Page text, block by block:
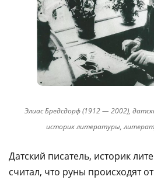
Элиас Бредсдорф (1912 — 2002),
историк литературы,
Датский писатель, историк
считал, что руны происходят